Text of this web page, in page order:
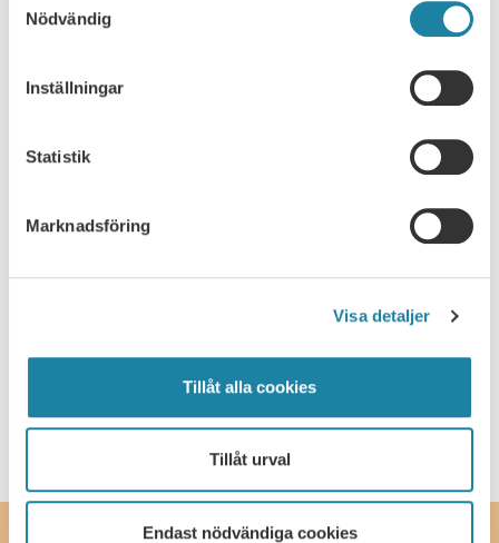
Nödvändig
Inställningar
Statistik
Marknadsföring
Visa detaljer
Tillåt alla cookies
Tillåt urval
Endast nödvändiga cookies
negotiations. Tips before, during and after your salary
Engström will give you their best advice on salaries and
how to prepare you for your next …
30
SEP
Meeting
Stockholm: Förbundsråd
30 september – 1 oktober är det dags för SULF:s
förbundsråd – en viktig möjlighet att påverka förbundets
arbete och diskutera framtidsfrågor. Om
förbundsrådet:Förbundsrådet är ett demokratiskt möte
som hålls de år SULF inte har kongress. …
Read more